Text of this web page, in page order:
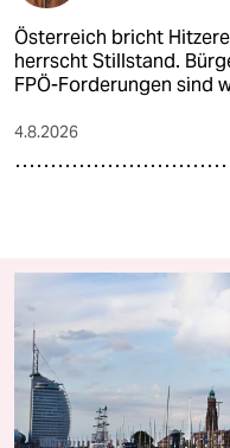
Österreich bricht
herrscht Stillstand.
FPÖ-Forderungen sind
4.8.2026